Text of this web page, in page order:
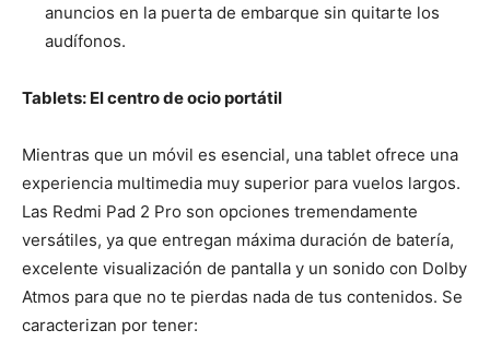
anuncios en la puerta de embarque sin quitarte los
audífonos.
Tablets: El centro de ocio portátil
Mientras que un móvil es esencial, una tablet ofrece una
experiencia multimedia muy superior para vuelos largos.
Las Redmi Pad 2 Pro son opciones tremendamente
versátiles, ya que entregan máxima duración de batería,
excelente visualización de pantalla y un sonido con Dolby
Atmos para que no te pierdas nada de tus contenidos. Se
caracterizan por tener: